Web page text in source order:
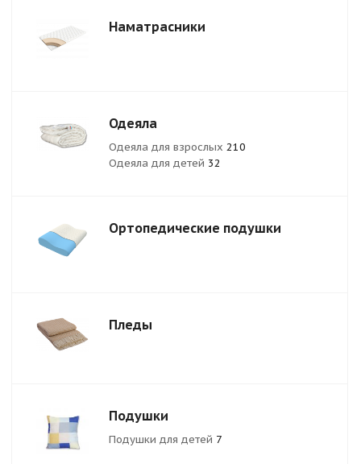
Наматрасники
Одеяла
Одеяла для взрослых 210
Одеяла для детей 32
Ортопедические подушки
Пледы
Подушки
Подушки для детей 7